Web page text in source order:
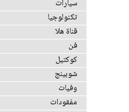
سيارات
تكنولوجيا
قناة هلا
فن
كوكتيل
شوبينج
وفيات
مفقودات